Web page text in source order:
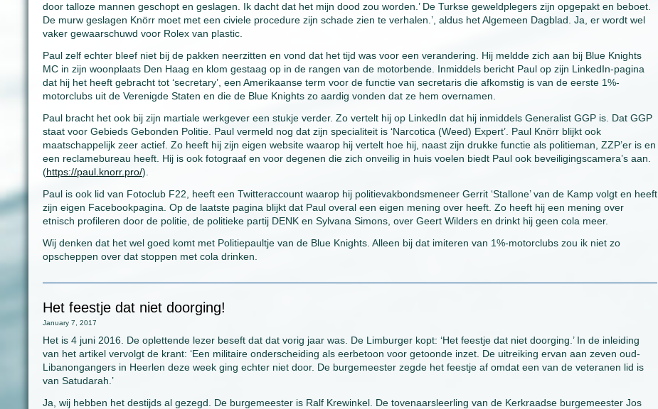
door talloze mannen geschopt en geslagen. Ik dacht dat het mijn dood zou worden.’ De Turkse geweldplegers zijn opgepakt en beboet.
De murw geslagen Knörr moet met een civiele procedure zijn schade zien te verhalen.’, aldus het Algemeen Dagblad. Ja, er wordt wel
vaker gewaarschuwd voor Rolex van plastic.
Paul zelf echter bleef niet bij de pakken neerzitten en vond dat het tijd was voor een verandering. Hij meldde zich aan bij Blue Knights
MC in zijn woonplaats Den Haag en klom gestaag op in de rangen van de motorbende. Inmiddels bericht Paul op zijn LinkedIn-pagina
dat hij het heeft gebracht tot ‘secretary’, een Amerikaanse term voor de functie van secretaris die afkomstig is van de eerste 1%-
motorclubs uit de Verenigde Staten en die de Blue Knights zo aardig vonden dat ze hem overnamen.
Paul bracht het ook bij zijn martiale werkgever een stukje verder. Zo vertelt hij op LinkedIn dat hij inmiddels Generalist GGP is. Dat GGP
staat voor Gebieds Gebonden Politie. Paul vermeld nog dat zijn specialiteit is ‘Narcotica (Weed) Expert’. Paul Knörr blijkt ook
maatschappelijk zeer actief. Zo heeft hij zijn eigen website waarop hij vertelt hoe hij, naast zijn drukke functie als politieman, ZZP’er is en
een reclamebureau heeft. Hij is ook fotograaf en voor degenen die zich onveilig in huis voelen biedt Paul ook beveiligingscamera’s aan.
(https://paul.knorr.pro/).
Paul is ook lid van Fotoclub F22, heeft een Twitteraccount waarop hij politievakbondsmeneer Gerrit ‘Stallone’ van de Kamp volgt en heeft
zijn eigen Facebookpagina. Op de laatste pagina blijkt dat Paul overal een eigen mening over heeft. Zo heeft hij een mening over
etnisch profileren door de politie, de politieke partij DENK en Sylvana Simons, over Geert Wilders en drinkt hij geen cola meer.
Wij denken dat het wel goed komt met Politiepaultje van de Blue Knights. Alleen bij dat imiteren van 1%-motorclubs zou ik niet zo
opscheppen over dat stoppen met cola drinken.
Het feestje dat niet doorging!
January 7, 2017
Het is 4 juni 2016. De oplettende lezer beseft dat dat vorig jaar was. De Limburger kopt: ‘Het feestje dat niet doorging.’ In de inleiding
van het artikel vervolgt de krant: ‘Een militaire onderscheiding als eerbetoon voor getoonde inzet. De uitreiking ervan aan zeven oud-
Libanongangers in Heerlen deze week ging echter niet door. De burgemeester zegde het feestje af omdat een van de veteranen lid is
van Satudarah.’
Ja, wij hebben het destijds al gezegd. De burgemeester is Ralf Krewinkel. De tovenaarsleerling van de Kerkraadse burgemeester Jos